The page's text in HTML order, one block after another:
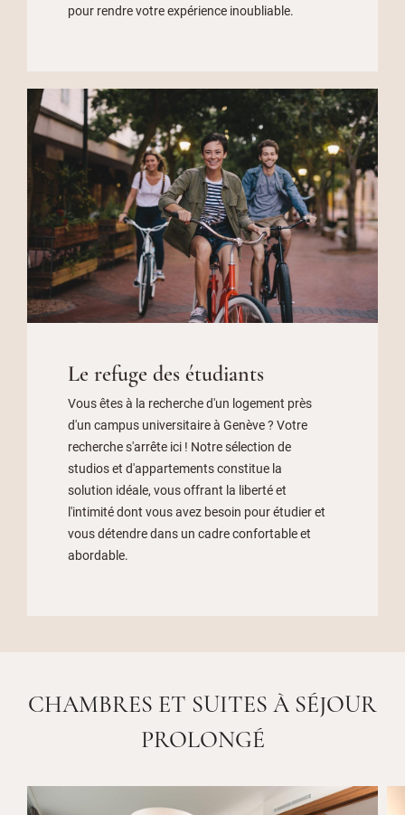
pour rendre votre expérience inoubliable.
Le refuge des étudiants
Vous êtes à la recherche d'un logement près
d'un campus universitaire à Genève ? Votre
recherche s'arrête ici ! Notre sélection de
studios et d'appartements constitue la
solution idéale, vous offrant la liberté et
l'intimité dont vous avez besoin pour étudier et
vous détendre dans un cadre confortable et
abordable.
CHAMBRES ET SUITES À SÉJOUR
PROLONGÉ